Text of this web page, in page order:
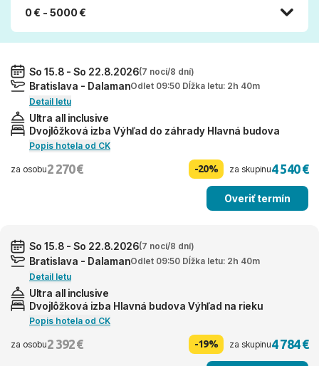
0 € - 5000 €
So 15.8 - So 22.8.2026(7 nocí/8 dní)
Bratislava - DalamanOdlet 09:50 Dĺžka letu: 2h 40m
Detail letu
Ultra all inclusive
Dvojlôžková izba Výhľad do záhrady Hlavná budova
Popis hotela od CK
za osobu2 270 € -20% za skupinu4 540 €
Overiť termín
So 15.8 - So 22.8.2026(7 nocí/8 dní)
Bratislava - DalamanOdlet 09:50 Dĺžka letu: 2h 40m
Detail letu
Ultra all inclusive
Dvojlôžková izba Hlavná budova Výhľad na rieku
Popis hotela od CK
za osobu2 392 € -19% za skupinu4 784 €